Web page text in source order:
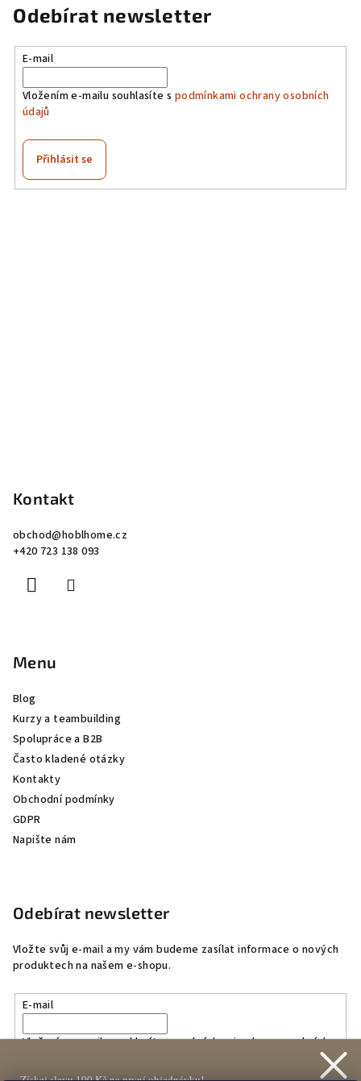
Odebírat newsletter
E-mail
Vložením e-mailu souhlasíte s podmínkami ochrany osobních
údajů
Přihlásit se
Kontakt
obchod@hoblhome.cz
+420 723 138 093
Menu
Blog
Kurzy a teambuilding
Spolupráce a B2B
Často kladené otázky
Kontakty
Obchodní podmínky
GDPR
Napište nám
Odebírat newsletter
Vložte svůj e-mail a my vám budeme zasílat informace o nových
produktech na našem e-shopu.
E-mail
Vložením e-mailu souhlasíte spodmínkami ochrany osobních